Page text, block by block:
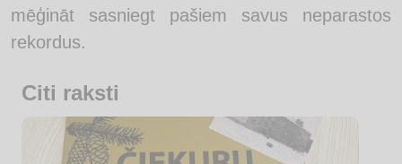
mēģināt sasniegt pašiem savus neparastos
rekordus.
Citi raksti